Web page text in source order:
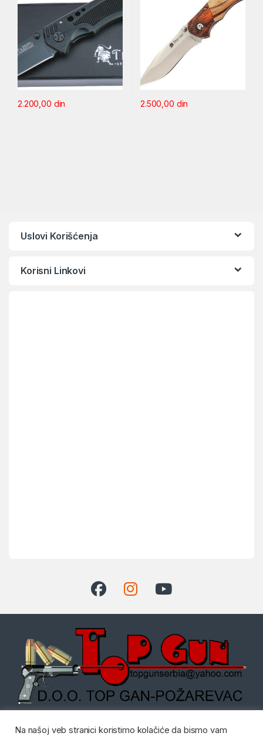
2.200,00 din 2.500,00 din
Uslovi Korišćenja
Korisni Linkovi
Dostupni radnim danom od:
Na našoj veb stranici koristimo kolačiće da bismo vam